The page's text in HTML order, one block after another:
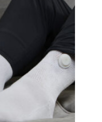
point, SIREN,
qui ont
personnes
l’arrivée
une